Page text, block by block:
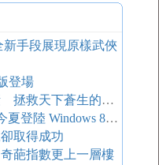
新手段展現原樣武俠
登場
桃園英雄傳 搞怪的穿越元素 拯救天下蒼生的傳奇之旅
微軟宣布 Zoo Tycoon Friends 今夏登陸 Windows 8.1 和 WP8
取得成功
奇葩指數更上一層樓